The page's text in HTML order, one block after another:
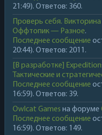
21:49). Ответов: 360.
Проверь себя.
Оффтопик — Разное.
Последнее сообщение
20:44). Ответов: 2011.
[В разработке]
Тактические и
Последнее сообщение
16:59). Ответов: 39.
Owlcat Games на форуме
Последнее сообщение
16:59). Ответов: 149.